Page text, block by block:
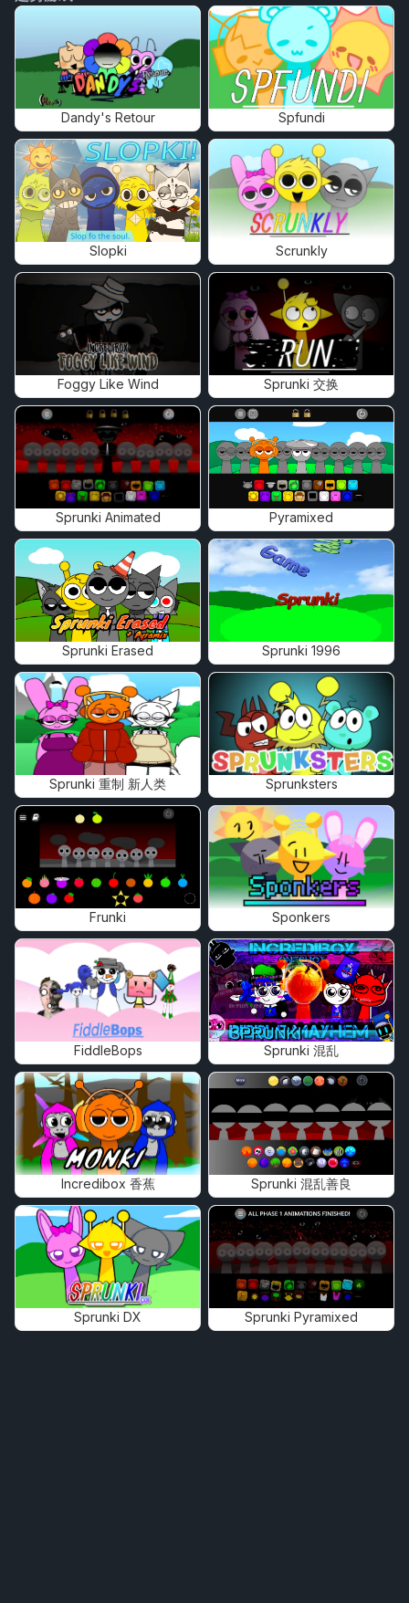
Dandy's Retour Spfundi
Slopki Scrunkly
Foggy Like Wind Sprunki 交换
Sprunki Animated Pyramixed
Sprunki Erased Sprunki 1996
Sprunki 重制 新人类 Sprunksters
Frunki Sponkers
FiddleBops Sprunki 混乱
Incredibox 香蕉 Sprunki 混乱善良
Sprunki DX Sprunki Pyramixed